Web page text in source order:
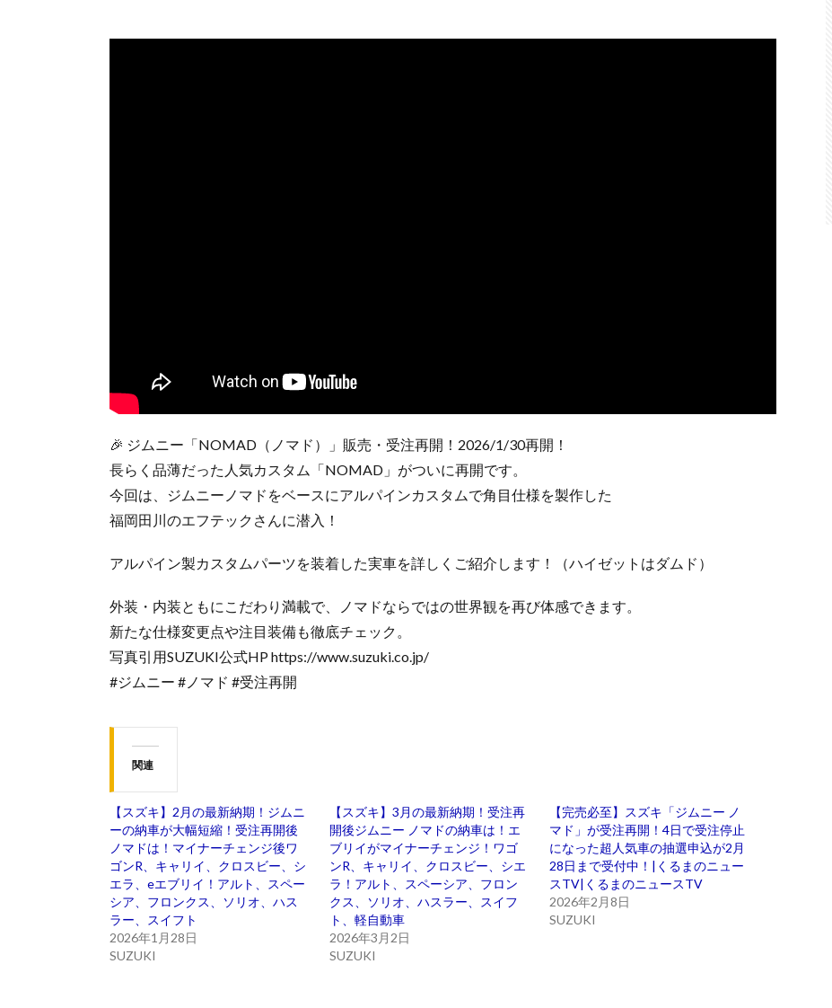
🎉 ジムニー「NOMAD（ノマド）」販売・受注再開！2026/1/30再開！
長らく品薄だった人気カスタム「NOMAD」がついに再開です。
今回は、ジムニーノマドをベースにアルパインカスタムで角目仕様を製作した
福岡田川のエフテックさんに潜入！
アルパイン製カスタムパーツを装着した実車を詳しくご紹介します！（ハイゼットはダムド）
外装・内装ともにこだわり満載で、ノマドならではの世界観を再び体感できます。
新たな仕様変更点や注目装備も徹底チェック。
写真引用SUZUKI公式HP https://www.suzuki.co.jp/
#ジムニー #ノマド #受注再開
関連
【スズキ】2月の最新納期！ジムニ
ーの納車が大幅短縮！受注再開後
ノマドは！マイナーチェンジ後ワ
ゴンR、キャリイ、クロスビー、シ
エラ、eエブリイ！アルト、スペー
シア、フロンクス、ソリオ、ハス
ラー、スイフト
2026年1月28日
SUZUKI
【スズキ】3月の最新納期！受注再
開後ジムニー ノマドの納車は！エ
ブリイがマイナーチェンジ！ワゴ
ンR、キャリイ、クロスビー、シエ
ラ！アルト、スペーシア、フロン
クス、ソリオ、ハスラー、スイフ
ト、軽自動車
2026年3月2日
SUZUKI
【完売必至】スズキ「ジムニー ノ
マド」が受注再開！4日で受注停止
になった超人気車の抽選申込が2月
28日まで受付中！|くるまのニュー
スTV|くるまのニュースTV
2026年2月8日
SUZUKI